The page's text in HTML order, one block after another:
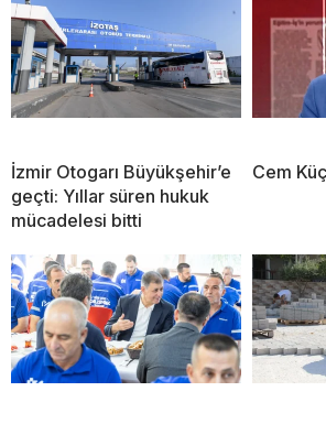
İzmir Otogarı Büyükşehir’e
geçti: Yıllar süren hukuk
mücadelesi bitti
Cem